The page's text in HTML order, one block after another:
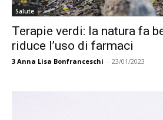
Salute
Terapie verdi: la natura fa
riduce l’uso di farmaci
3 Anna Lisa Bonfranceschi - 23/01/2023